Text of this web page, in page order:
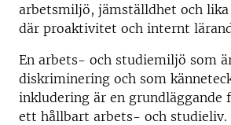
arbetsmiljö, jämställdhet och
där proaktivitet och internt
En arbets- och studiemiljö som
diskriminering och som
inkludering är en
ett hållbart arbets- och studieliv.